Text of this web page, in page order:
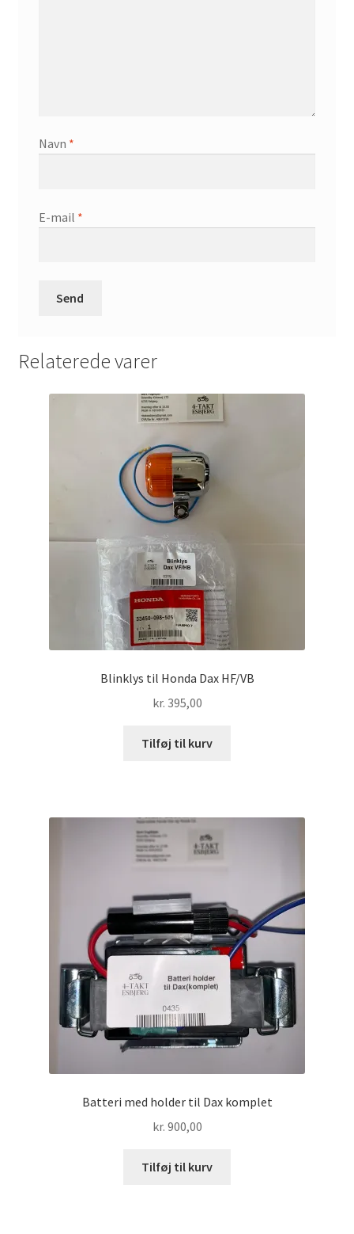
Navn *
E-mail *
Relaterede varer
Blinklys til Honda Dax HF/VB
kr. 395,00
Tilføj til kurv
Batteri med holder til Dax komplet
kr. 900,00
Tilføj til kurv